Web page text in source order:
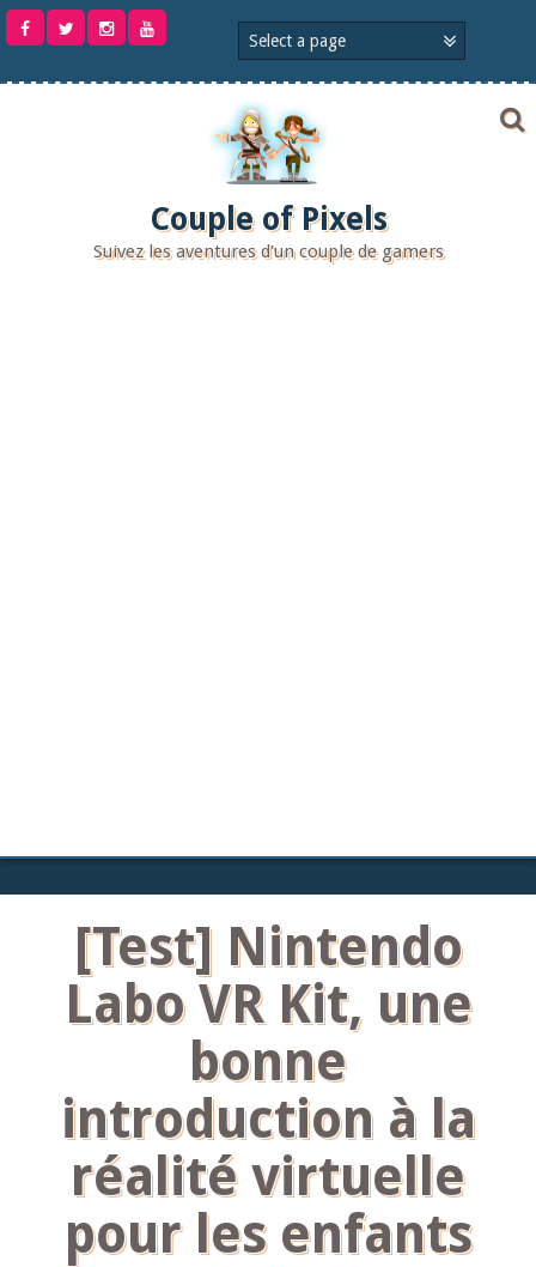
Aller
Couple of Pixels
Suivez les aventures d'un couple de gamers
[Test] Nintendo
Labo VR Kit, une
bonne
introduction à la
réalité virtuelle
pour les enfants